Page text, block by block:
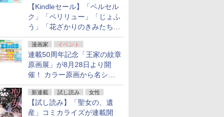
【Kindleセール】「ベルセル
ク」「ペリリュー」「じょふ
う」「花ざかりのきみたち
へ」などが最大50％オフ！
「白泉社 夏の大割引セー
ル」が開催中！
漫画家 イベント
連載50周年記念「王家の紋章
原画展」が8月28日より開
催！ カラー原画から名シー
ンの原稿まで
新連載 試し読み 女性
【試し読み】「聖女の、遺
産」コミカライズが連載開